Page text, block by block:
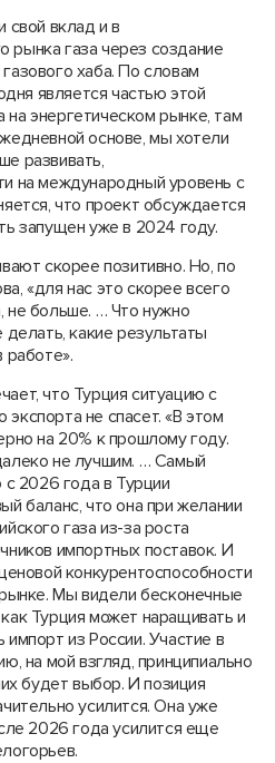
свой вклад и в
газа через создание
хаба. По словам
является частью этой
энергетическом рынке, там
основе, мы хотели
развивать,
на международный уровень с
что проект обсуждается
запущен уже в 2024 году.
скорее позитивно. Но, по
«для нас это скорее всего
не больше. … Что нужно
какие результаты
что Турция ситуацию с
не спасет. «В этом
на 20% к прошлому году.
не лучшим. … Самый
2026 года в Турции
баланс, что она при желании
газа из-за роста
импортных поставок. И
конкурентоспособности
Мы видели бесконечные
Турция может наращивать и
из России. Участие в
на мой взгляд, принципиально
будет выбор. И позиция
усилится. Она уже
2026 года усилится еще